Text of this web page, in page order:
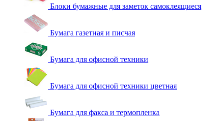
Блоки бумажные для заметок самоклеящиеся
Бумага газетная и писчая
Бумага для офисной техники
Бумага для офисной техники цветная
Бумага для факса и термопленка